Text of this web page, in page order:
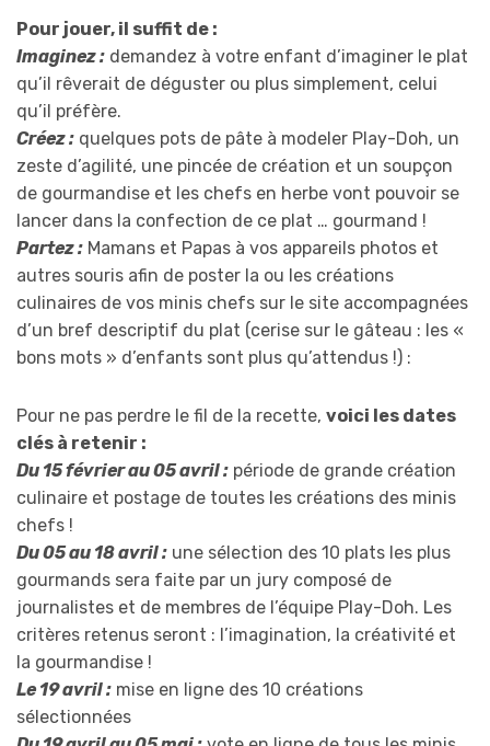
Pour jouer, il suffit de :
Imaginez : demandez à votre enfant d’imaginer le plat
qu’il rêverait de déguster ou plus simplement, celui
qu’il préfère.
Créez : quelques pots de pâte à modeler Play-Doh, un
zeste d’agilité, une pincée de création et un soupçon
de gourmandise et les chefs en herbe vont pouvoir se
lancer dans la confection de ce plat … gourmand !
Partez : Mamans et Papas à vos appareils photos et
autres souris afin de poster la ou les créations
culinaires de vos minis chefs sur le site accompagnées
d’un bref descriptif du plat (cerise sur le gâteau : les «
bons mots » d’enfants sont plus qu’attendus !) :
Pour ne pas perdre le fil de la recette, voici les dates
clés à retenir :
Du 15 février au 05 avril : période de grande création
culinaire et postage de toutes les créations des minis
chefs !
Du 05 au 18 avril : une sélection des 10 plats les plus
gourmands sera faite par un jury composé de
journalistes et de membres de l’équipe Play-Doh. Les
critères retenus seront : l’imagination, la créativité et
la gourmandise !
Le 19 avril : mise en ligne des 10 créations
sélectionnées